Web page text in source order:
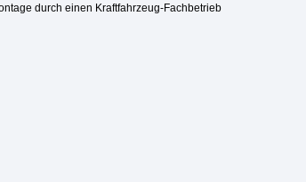
durch einen Kraftfahrzeug-Fachbetrieb